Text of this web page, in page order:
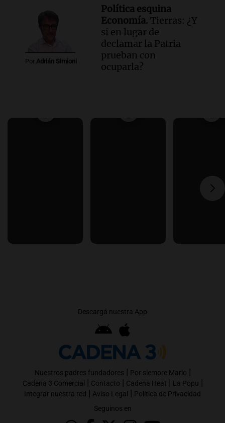
Por Adrián Simioni
Política esquina
Economía. Tierras: ¿Y
si en lugar de
declamar la Patria
prueban con
ocuparla?
Descargá nuestra App
Nuestros padres fundadores | Por siempre Mario |
Cadena 3 Comercial | Contacto | Cadena Heat | La Popu |
Integrar nuestra red | Aviso Legal | Política de Privacidad
Seguinos en